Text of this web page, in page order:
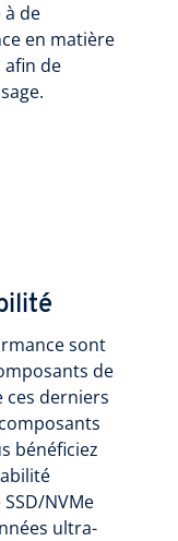
de
en matière
de
sont
de
ces derniers
bénéficiez
NVMe
ultra-